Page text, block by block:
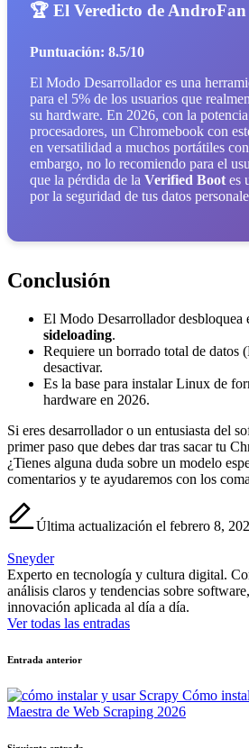
🏆 El Veredicto de AndroFan
Puntuación: 8.5/10
El Modo Desarrollador es una
para el 5% de los usuarios que
su hardware. En 2026, con la
procesadores, un Chromebook con
en versatilidad a muchos portátiles
embargo, no lo recomiendo para el
que la pérdida de la Verified Boot es
por la seguridad de tus datos
Conclusión
El Modo Desarrollador desbloquea
sideloading.
Requiere un borrado total de datos
desactivar.
Es la base para instalar Linux de
hardware en 2026.
Si eres desarrollador o un entusiasta del
primer paso que debes dar tras sacar tu
¿Tienes alguna duda sobre un modelo
comentarios y te ayudaremos con los
Última actualización el febrero 8,
Sneyder
Experto en tecnología y cultura digital.
análisis claros y tendencias sobre
innovación aplicada al día a día.
Ver todas las entradas
Navegación
de
entradas
Entrada anterior
Cómo
Maestra de Web Scraping 2026